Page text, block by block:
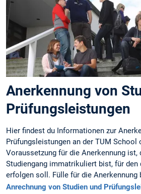
Anerkennung von
Prüfungsleistungen
Hier findest du Informationen zur
Prüfungsleistungen an der TUM School
Voraussetzung für die Anerkennung ist,
Studiengang immatrikuliert bist, für den
erfolgen soll. Fülle für die Anerkennung
Anrechnung von Studien und